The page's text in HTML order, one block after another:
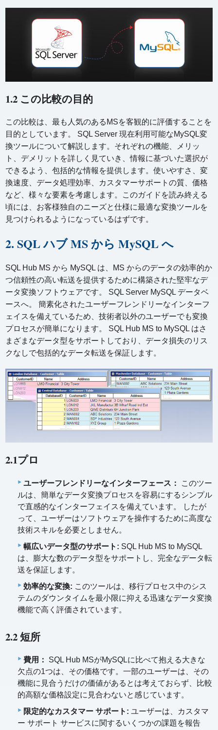
1.2 この比較の目的
この比較は、最も人気のあるMSを客観的に評価することを
目的としています。 SQL Server 現在利用可能なMySQL変
換ツールについて解説します。それぞれの機能、メリッ
ト、デメリットを詳しく見ていき、情報に基づいた選択が
できるよう、包括的な情報を提供します。使いやすさ、変
換速度、データ処理効率、カスタマーサポートの質、価格
など、様々な要素を考慮します。このガイドを読み終える
頃には、お客様独自のニーズと仕様に最適な変換ツールを
見つけられるようになっているはずです。
2. SQL ハブ MS から MySQL へ
SQL Hub MS から MySQL は、MS からのデータの効率的か
つ信頼性の高い転送を提供するために構築された堅牢なデ
ータ変換ソフトウェアです。 SQL Server MySQL データベ
ースへ。 簡素化されたユーザーフレンドリーなインターフ
ェイスを備えているため、技術者以外のユーザーでも変換
プロセスが簡単になります。 SQL Hub MS to MySQL はさ
まざまなデータ型をサポートしており、データ損失のリス
クなしで包括的なデータ転送を保証します。
2.1プロ
ユーザーフレンドリーなインターフェース：
このツー
ルは、簡単なデータ変換プロセスを容易にするシンプル
で直感的なインターフェイスを備えています。 したが
って、ユーザーはソフトウェアを操作するために高度な
技術スキルを必要としません。
幅広いデータ型のサポート: SQL Hub MS to MySQL
は、膨大な数のデータ型をサポートし、完全なデータ転
送を保証します。
効率的な変換: このツールは、移行プロセス中のシス
テムのダウンタイムを最小限に抑える迅速なデータ変換
機能で高く評価されています。
2.2 短所
費用： SQL Hub MSがMySQLに比べて抱える大きな
欠点の1つは、その価格です。一部のユーザーは、その
機能に見合うだけの価値があるとは考えておらず、比較
的高額な価格設定に見合わないと感じています。
限定的なカスタマー サポート: ユーザーは、カスタマ
ー サポート サービスに関するいくつかの課題を報告